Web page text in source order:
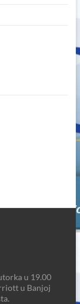
u 19.00
u Banjoj